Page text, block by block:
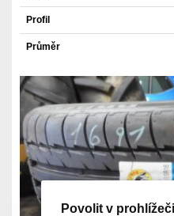
Povolit v
Profil
Průměr